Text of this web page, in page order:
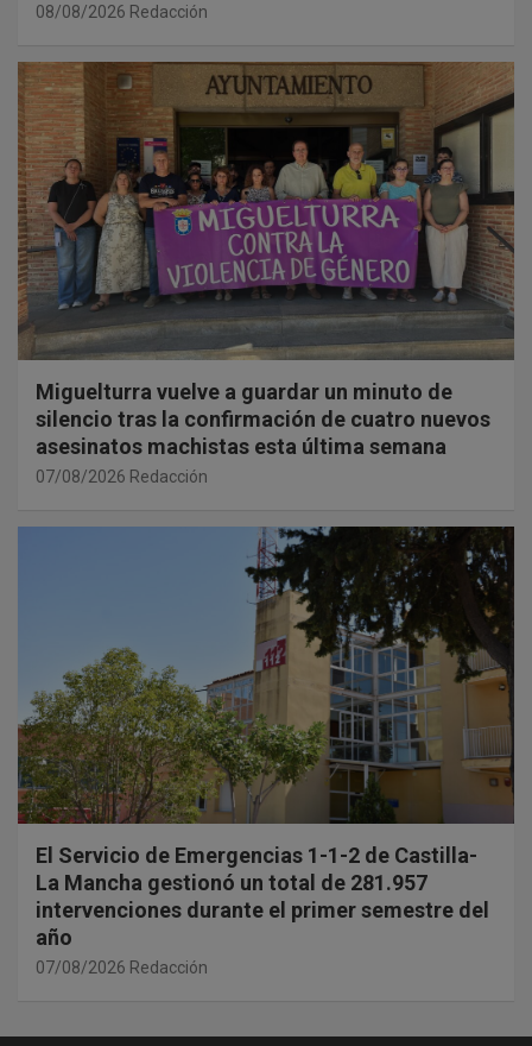
08/08/2026 Redacción
Miguelturra vuelve a guardar un minuto de
silencio tras la confirmación de cuatro nuevos
asesinatos machistas esta última semana
07/08/2026 Redacción
El Servicio de Emergencias 1-1-2 de Castilla-
La Mancha gestionó un total de 281.957
intervenciones durante el primer semestre del
año
07/08/2026 Redacción